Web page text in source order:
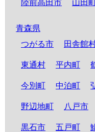
陸前高田市 山田
青森県
つがる市
田舎館
東通村 平内町
今別町 中泊町
野辺地町 八戸市
黒石市 五戸町